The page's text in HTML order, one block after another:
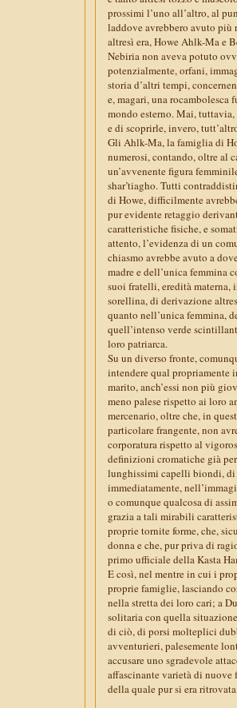
prossimi l’uno all’altro, al
laddove avrebbero avuto più
altresì era, Howe Ahlk-Ma e
Nebiria non aveva potuto
potenzialmente, orfani,
storia d’altri tempi,
e, magari, una
mondo esterno. Mai,
e di scoprirle, invero,
Gli Ahlk-Ma, la famiglia di
numerosi, contando, oltre al
un’avvenente figura
shar’tiagho. Tutti
di Howe, difficilmente
pur evidente retaggio
caratteristiche fisiche, e
attento, l’evidenza di un
chiasmo avrebbe avuto a
madre e dell’unica femmina
suoi fratelli, eredità materna,
sorellina, di derivazione
quanto nell’unica femmina,
quell’intenso verde
loro patriarca.
Su un diverso fronte,
intendere qual propriamente
marito, anch’essi non più
meno palese rispetto ai loro
mercenario, oltre che, in
particolare frangente, non
corporatura rispetto al
definizioni cromatiche già
lunghissimi capelli biondi, di
immediatamente,
o comunque qualcosa di
grazia a tali mirabili
proprie tornite forme, che,
donna e che, pur priva di
primo ufficiale della Kasta
E così, nel mentre in cui i
proprie famiglie, lasciando
nella stretta dei loro cari; a
solitaria con quella
di ciò, di porsi molteplici
avventurieri, palesemente
accusare uno sgradevole
affascinante varietà di nuove
della quale pur si era